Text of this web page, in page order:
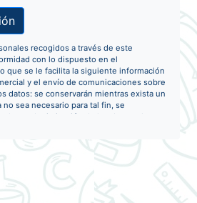
recogidos a través de este
con lo dispuesto en el
que se le facilita la siguiente información
y el envío de comunicaciones sobre
datos: se conservarán mientras exista un
sea necesario para tal fin, se
la seudonimización de los datos o la
de sus datos y a la limitación u
ante la Autoridad de control (agpd.es)
Datos de contacto para ejercer sus
- MADRID. Contacto del Delegado de
clic en